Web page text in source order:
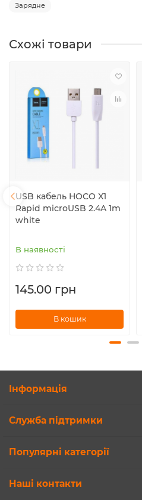
Зарядне
Схожі товари
USB кабель HOCO X1
Rapid microUSB 2.4A 1m
white
В наявності
145.00 грн
В кошик
Інформація
Служба підтримки
Популярні категорії
Наші контакти